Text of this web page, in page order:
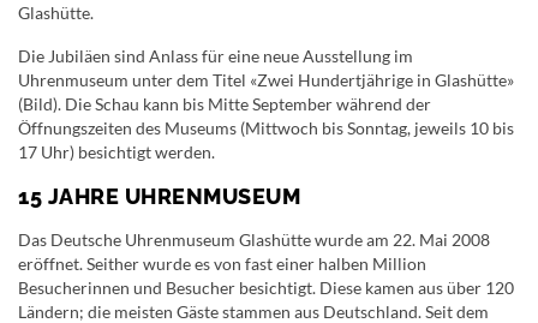
Glashütte.
Die Jubiläen sind Anlass für eine neue Ausstellung im
Uhrenmuseum unter dem Titel «Zwei Hundertjährige in Glashütte»
(Bild). Die Schau kann bis Mitte September während der
Öffnungszeiten des Museums (Mittwoch bis Sonntag, jeweils 10 bis
17 Uhr) besichtigt werden.
15 JAHRE UHRENMUSEUM
Das Deutsche Uhrenmuseum Glashütte wurde am 22. Mai 2008
eröffnet. Seither wurde es von fast einer halben Million
Besucherinnen und Besucher besichtigt. Diese kamen aus über 120
Ländern; die meisten Gäste stammen aus Deutschland. Seit dem